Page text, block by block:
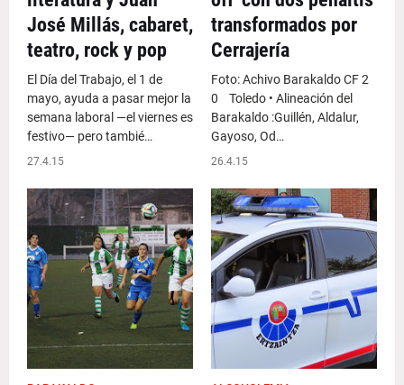
José Millás, cabaret,
teatro, rock y pop
El Día del Trabajo, el 1 de
mayo, ayuda a pasar mejor la
semana laboral —el viernes es
festivo— pero tambié…
27.4.15
transformados por
Cerrajería
Foto: Achivo Barakaldo CF 2
0 Toledo • Alineación del
Barakaldo :Guillén, Aldalur,
Gayoso, Od…
26.4.15